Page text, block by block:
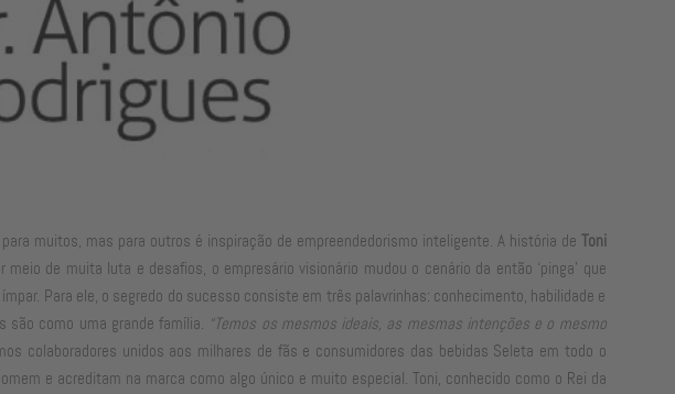
muitos, mas para outros é inspiração de empreendedorismo inteligente. A história de Toni
de muita luta e desafios, o empresário visionário mudou o cenário da então ‘pinga’ que
Para ele, o segredo do sucesso consiste em três palavrinhas: conhecimento, habilidade e
são como uma grande família. “Temos os mesmos ideais, as mesmas intenções e o mesmo
colaboradores unidos aos milhares de fãs e consumidores das bebidas Seleta em todo o
e acreditam na marca como algo único e muito especial. Toni, conhecido como o Rei da